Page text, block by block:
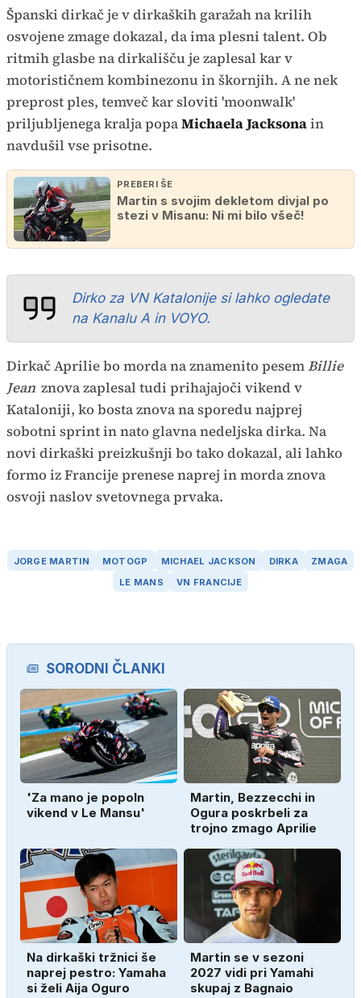
Španski dirkač je v dirkaških garažah na krilih
osvojene zmage dokazal, da ima plesni talent. Ob
ritmih glasbe na dirkališču je zaplesal kar v
motorističnem kombinezonu in škornjih. A ne nek
preprost ples, temveč kar sloviti 'moonwalk'
priljubljenega kralja popaMichaela Jacksonain
navdušil vse prisotne.
PREBERI ŠE
Martin s svojim dekletom divjal po
stezi v Misanu: Ni mi bilo všeč!
Dirko za VN Katalonije si lahko ogledate
na Kanalu A in VOYO.
Dirkač Aprilie bo morda na znamenito pesemBillie
Jean znova zaplesal tudi prihajajoči vikend v
Kataloniji, ko bosta znova na sporedu najprej
sobotni sprint in nato glavna nedeljska dirka. Na
novi dirkaški preizkušnji bo tako dokazal, ali lahko
formo iz Francije prenese naprej in morda znova
osvoji naslov svetovnega prvaka.
JORGE MARTIN MOTOGP MICHAEL JACKSON DIRKA
ZMAGA
LE MANS
VN FRANCIJE
SORODNI ČLANKI
'Za mano je popoln
vikend v Le Mansu'
Martin, Bezzecchi in
Ogura poskrbeli za
trojno zmago Aprilie
Na dirkaški tržnici še
naprej pestro: Yamaha
si želi Aija Oguro
Martin se v sezoni
2027 vidi pri Yamahi
skupaj z Bagnaio